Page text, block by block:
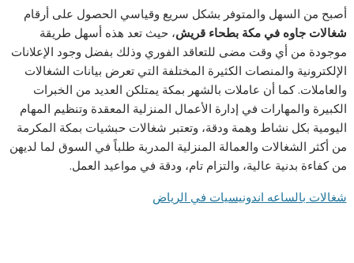
أصبح من السهل والمتوفر بشكل سريع وقياسي الحصول على أرقام
شغالات جاوه في مكة بطحاء قريش، حيث تعد هذه أسهل طريقة
موجودة من أي وقت مضى للتعاقد الفوري وذلك بفضل وجود الإعلانات
الإلكترونية والمنصات الكثيرة المختلفة التي تعرض بيانات الشغالات
والعاملات. كما أن عاملات بالشهر بمكة يمتلكن العديد من الخبرات
الكبيرة والمهارات في إدارة الأعمال المنزلية المعقدة وتنظيم المهام
اليومية بكل نشاط وهمة ودقة، وتعتبر شغالات حبشيات بمكة المكرمة
من أكثر الشغالات والعمالة المنزلية المدربة طلباً في السوق لما لديهن
من كفاءة بدنية عالية، والتزام تام، ودقة في مواعيد العمل.
شغالات بالساعه اندونيسيات في الرياض